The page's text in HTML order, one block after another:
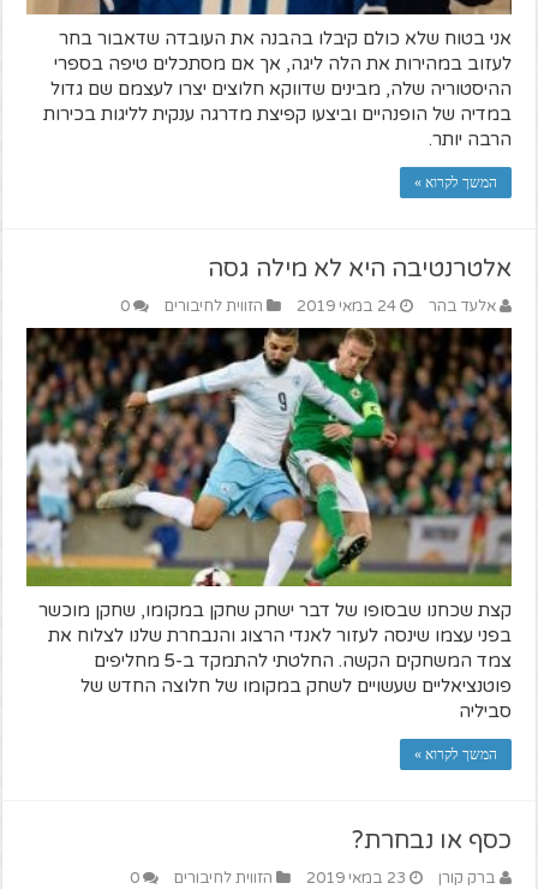
אני בטוח שלא כולם קיבלו בהבנה את העובדה שדאבור בחר
לעזוב במהירות את הלה ליגה, אך אם מסתכלים טיפה בספרי
ההיסטוריה שלה, מבינים שדווקא חלוצים יצרו לעצמם שם גדול
במדיה של הופנהיים וביצעו קפיצת מדרגה ענקית לליגות בכירות
הרבה יותר.
המשך לקרוא »
אלטרנטיבה היא לא מילה גסה
אלעד בהר 24 במאי 2019 הזווית לחיבורים 0
קצת שכחנו שבסופו של דבר ישחק שחקן במקומו, שחקן מוכשר
בפני עצמו שינסה לעזור לאנדי הרצוג והנבחרת שלנו לצלוח את
צמד המשחקים הקשה. החלטתי להתמקד ב-5 מחליפים
פוטנציאליים שעשויים לשחק במקומו של חלוצה החדש של
סביליה
המשך לקרוא »
כסף או נבחרת?
ברק קורן 23 במאי 2019 הזווית לחיבורים 0